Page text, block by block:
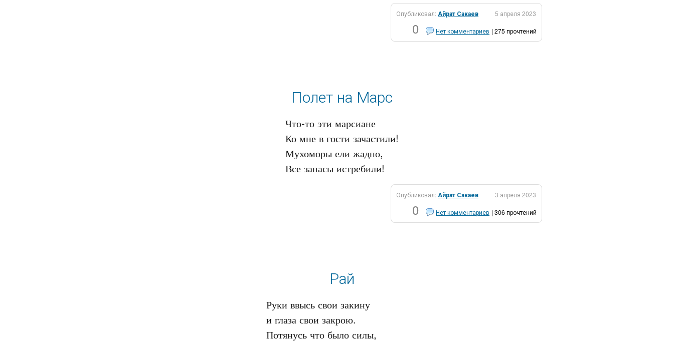
Опубликовал:Айрат Сакаев 5 апреля 2023
0 Нет комментариев | 275 прочтений
Полет на Марс
Что-то эти марсиане
Ко мне в гости зачастили!
Мухоморы ели жадно,
Опубликовал:Айрат Сакаев 3 апреля 2023
0 Нет комментариев | 306 прочтений
Рай
Руки ввысь свои закину
и глаза свои закрою.
Потянусь что было силы,